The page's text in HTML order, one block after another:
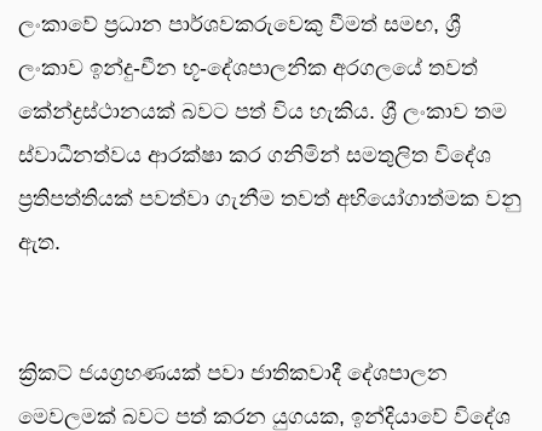
ලංකාවේ ප්‍රධාන පාර්ශවකරුවෙකු වීමත් සමඟ, ශ්‍රී
ලංකාව ඉන්දු-චීන භූ-දේශපාලනික අරගලයේ තවත්
කේන්ද්‍රස්ථානයක් බවට පත් විය හැකිය. ශ්‍රී ලංකාව තම
ස්වාධීනත්වය ආරක්ෂා කර ගනිමින් සමතුලිත විදේශ
ප්‍රතිපත්තියක් පවත්වා ගැනීම තවත් අභියෝගාත්මක වනු
ඇත.
ක්‍රිකට් ජයග්‍රහණයක් පවා ජාතිකවාදී දේශපාලන
මෙවලමක් බවට පත් කරන යුගයක, ඉන්දියාවේ විදේශ